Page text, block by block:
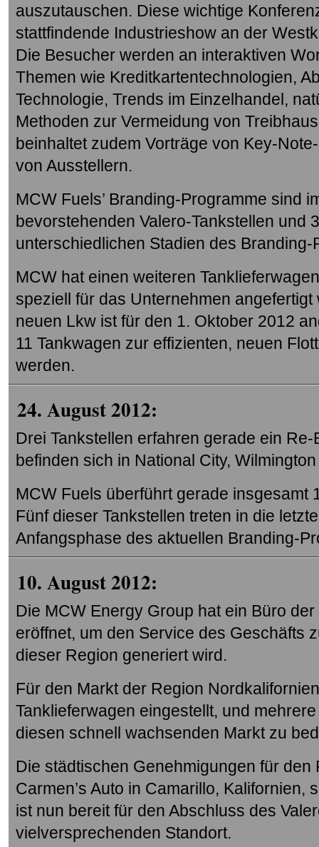
auszutauschen. Diese wichtige
stattfindende Industrieshow an der
Die Besucher werden an interaktiven
Themen wie Kreditkartentechnologien,
Technologie, Trends im Einzelhandel,
Methoden zur Vermeidung von
beinhaltet zudem Vorträge von Key-
von Ausstellern.
MCW Fuels’ Branding-Programme sind
bevorstehenden Valero-Tankstellen und
unterschiedlichen Stadien des
MCW hat einen weiteren
speziell für das Unternehmen
neuen Lkw ist für den 1. Oktober 2012
11 Tankwagen zur effizienten, neuen
werden.
24. August 2012:
Drei Tankstellen erfahren gerade ein
befinden sich in National City,
MCW Fuels überführt gerade insgesamt
Fünf dieser Tankstellen treten in die
Anfangsphase des aktuellen Branding-
10. August 2012:
Die MCW Energy Group hat ein Büro
eröffnet, um den Service des Geschäfts
dieser Region generiert wird.
Für den Markt der Region
Tanklieferwagen eingestellt, und
diesen schnell wachsenden Markt zu
Die städtischen Genehmigungen für
Carmen’s Auto in Camarillo, Kalifornien,
ist nun bereit für den Abschluss des
vielversprechenden Standort.